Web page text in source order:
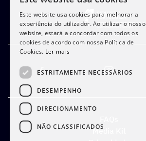
Media Kit
PORTUGUESE
ENGLISH
Este website usa cookies para melhorar a
experiência do utilizador. Ao utilizar o nosso
website, estará a concordar com todos os
cookies de acordo com nossa Política de
Cookies. Ler mais
ESTRITAMENTE NECESSÁRIOS
DESEMPENHO
DIRECIONAMENTO
NÃO CLASSIFICADOS